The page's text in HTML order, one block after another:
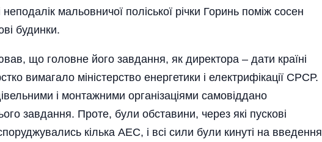
мальо­вничої поліської річки Горинь поміж сосен
будинки.
що головне його завдання, як директора – дати країні
вимагало міністерство енергетики і електрифікації СРСР.
і монтажними органі­заціями самовіддано
завдання. Проте, були обставини, через які пускові
кілька АЕС, і всі сили були кинуті на введення